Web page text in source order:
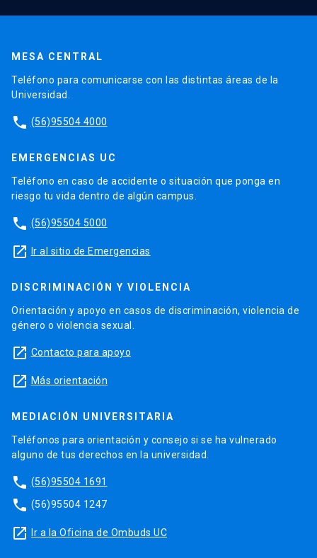
MESA CENTRAL
Teléfono para comunicarse con las distintas áreas de la
Universidad.
phone (56)95504 4000
EMERGENCIAS UC
Teléfono en caso de accidente o situación que ponga en
riesgo tu vida dentro de algún campus.
phone (56)95504 5000
launch Ir al sitio de Emergencias
DISCRIMINACIÓN Y VIOLENCIA
Orientación y apoyo en casos de discriminación, violencia de
género o violencia sexual.
launch Contacto para apoyo
launch Más orientación
MEDIACIÓN UNIVERSITARIA
Teléfonos para orientación y consejo si se ha vulnerado
alguno de tus derechos en la universidad.
phone (56)95504 1691
phone (56)95504 1247
launch Ir a la Oficina de Ombuds UC